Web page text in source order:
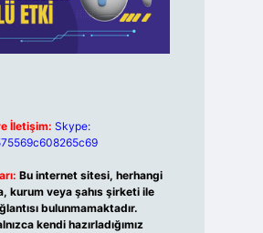
İletişim: Skype:
Bu internet sitesi, herhangi
kurum veya şahıs şirketi ile
bulunmamaktadır.
kendi hazırladığımız